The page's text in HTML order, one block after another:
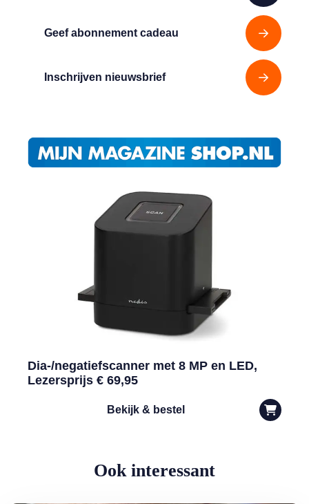
Geef abonnement cadeau
Inschrijven nieuwsbrief
Dia-/negatiefscanner met 8 MP en LED,
Lezersprijs € 69,95
Bekijk & bestel
Ook interessant